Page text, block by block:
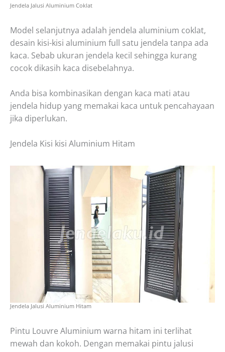
Jendela Jalusi Aluminium Coklat
Model selanjutnya adalah jendela aluminium coklat,
desain kisi-kisi aluminium full satu jendela tanpa ada
kaca. Sebab ukuran jendela kecil sehingga kurang
cocok dikasih kaca disebelahnya.
Anda bisa kombinasikan dengan kaca mati atau
jendela hidup yang memakai kaca untuk pencahayaan
jika diperlukan.
Jendela Kisi kisi Aluminium Hitam
Jendela Jalusi Aluminium Hitam
Pintu Louvre Aluminium warna hitam ini terlihat
mewah dan kokoh. Dengan memakai pintu jalusi